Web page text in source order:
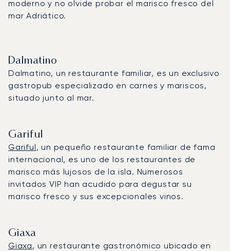
moderno y no olvide probar el marisco fresco del
mar Adriático.
Dalmatino
Dalmatino, un restaurante familiar, es un exclusivo
gastropub especializado en carnes y mariscos,
situado junto al mar.
Gariful
Gariful, un pequeño restaurante familiar de fama
internacional, es uno de los restaurantes de
marisco más lujosos de la isla. Numerosos
invitados VIP han acudido para degustar su
marisco fresco y sus excepcionales vinos.
Giaxa
Giaxa, un restaurante gastronómico ubicado en